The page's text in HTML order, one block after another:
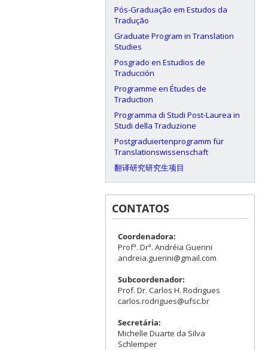
Pós-Graduação em Estudos da
Tradução
Graduate Program in Translation
Studies
Posgrado en Estudios de
Traducción
Programme en Études de
Traduction
Programma di Studi Post-Laurea in
Studi della Traduzione
Postgraduiertenprogramm für
Translationswissenschaft
翻译研究研究生项目
CONTATOS
Coordenadora:
Profª. Drª. Andréia Guerini
andreia.guerini@gmail.com
Subcoordenador:
Prof. Dr. Carlos H. Rodrigues
carlos.rodrigues@ufsc.br
Secretária:
Michelle Duarte da Silva
Schlemper